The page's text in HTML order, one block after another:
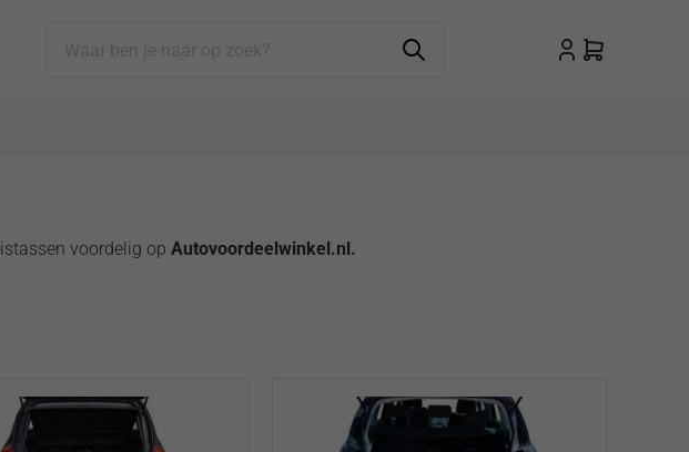
voordelig op Autovoordeelwinkel.nl.